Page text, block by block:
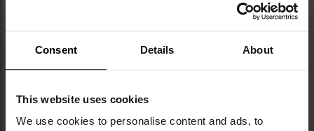
Consent Details About
This website uses cookies
We use cookies to personalise content and ads, to
Виробник:Texar, Польща